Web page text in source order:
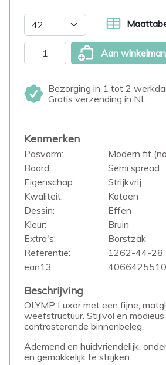
Aan
Bezorging in 1 tot 2
Gratis verzending in NL
Kenmerken
Pasvorm:
Modern fit
Boord:
Semi spread
Eigenschap:
Strijkvrij
Kwaliteit:
Katoen
Dessin:
Effen
Kleur:
Bruin
Extra's:
Borstzak
Referentie:
1262-44-28
ean13:
Beschrijving
OLYMP Luxor met een fijne,
weefstructuur. Stijlvol en modieus
contrasterende binnenbeleg.
Ademend en huidvriendelijk,
en gemakkelijk te strijken.